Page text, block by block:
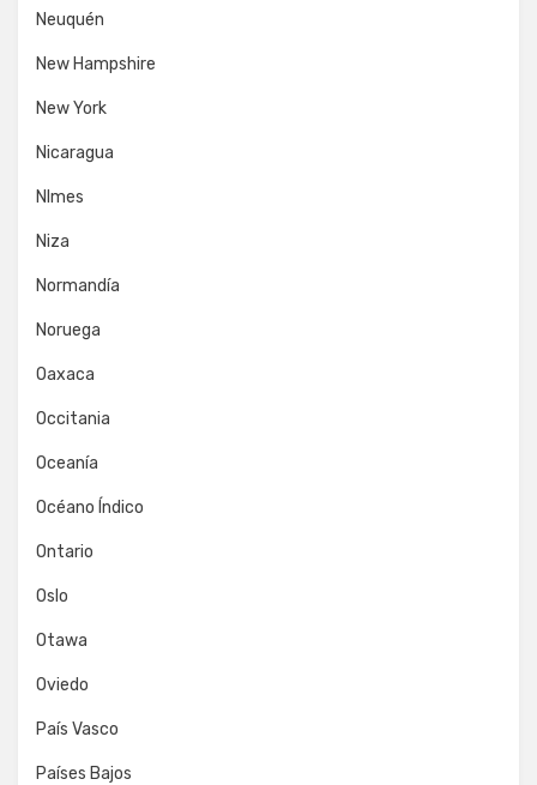
Neuquén
New Hampshire
New York
Nicaragua
NImes
Niza
Normandía
Noruega
Oaxaca
Occitania
Oceanía
Océano Índico
Ontario
Oslo
Otawa
Oviedo
País Vasco
Países Bajos